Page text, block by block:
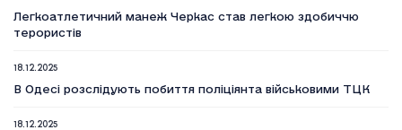
Легкоатлетичний манеж Черкас став легкою здобиччю
терористів
18.12.2025
В Одесі розслідують побиття поліціянта військовими ТЦК
18.12.2025